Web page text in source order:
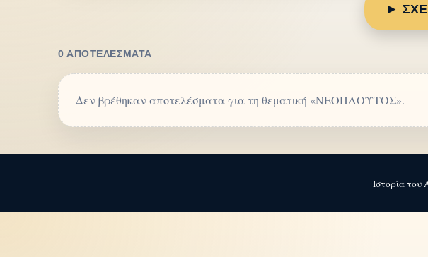
►
0 ΑΠΟΤΕΛΈΣΜΑΤΑ
Δεν βρέθηκαν αποτελέσματα για τη θεματική «ΝΕΟΠΛΟΥΤΟΣ».
Ιστορία του